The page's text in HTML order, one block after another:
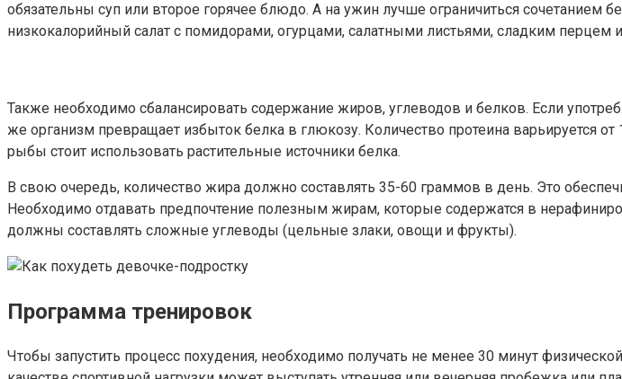
обязательны суп или второе горячее блюдо. А на ужин лучше ограничиться
низкокалорийный салат с помидорами, огурцами, салатными листьями, сладким перцем
Также необходимо сбалансировать содержание жиров, углеводов и белков. Если
же организм превращает избыток белка в глюкозу. Количество протеина варьируется
рыбы стоит использовать растительные источники белка.
В свою очередь, количество жира должно составлять 35-60 граммов в день. Это
Необходимо отдавать предпочтение полезным жирам, которые содержатся в
должны составлять сложные углеводы (цельные злаки, овощи и фрукты).
Программа тренировок
Чтобы запустить процесс похудения, необходимо получать не менее 30 минут